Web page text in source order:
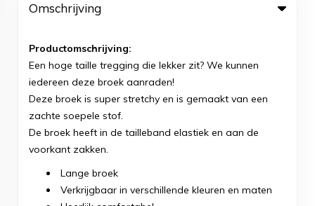
Omschrijving
Productomschrijving:
Een hoge taille tregging die lekker zit? We kunnen
iedereen deze broek aanraden!
Deze broek is super stretchy en is gemaakt van een
zachte soepele stof.
De broek heeft in de tailleband elastiek en aan de
voorkant zakken.
Lange broek
Verkrijgbaar in verschillende kleuren en maten